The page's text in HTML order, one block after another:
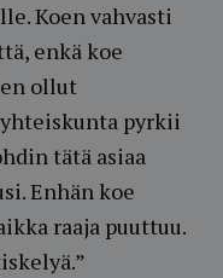
Koen vahvasti
enkä koe
ollut
pyrkii
tätä asiaa
Enhän koe
raaja puuttuu.